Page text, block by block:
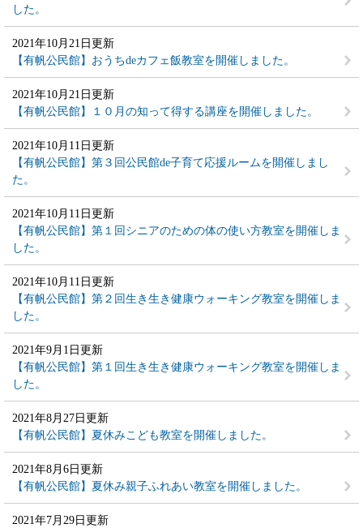
した。
2021年10月21日更新
【有帆公民館】おうちdeカフェ飯教室を開催しました。
2021年10月21日更新
【有帆公民館】１０月の知って得する講座を開催しました。
2021年10月11日更新
【有帆公民館】第３回公民館de子育て応援ルームを開催しまし
た。
2021年10月11日更新
【有帆公民館】第１回シニアのための体の使い方教室を開催しま
した。
2021年10月11日更新
【有帆公民館】第２回生き生き健康ウォーキング教室を開催しま
した。
2021年9月1日更新
【有帆公民館】第１回生き生き健康ウォーキング教室を開催しま
した。
2021年8月27日更新
【有帆公民館】夏休みこども教室を開催しました。
2021年8月6日更新
【有帆公民館】夏休み親子ふれあい教室を開催しました。
2021年7月29日更新